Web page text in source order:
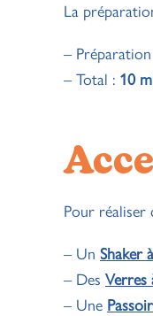
La
–
– Total : 10
Pour réaliser
– Un Shaker
– Des Verres
– Une